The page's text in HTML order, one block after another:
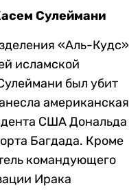
Сулеймани
«Аль-Кудс»
исламской
был убит
американская
США Дональда
Багдада. Кроме
командующего
Ирака